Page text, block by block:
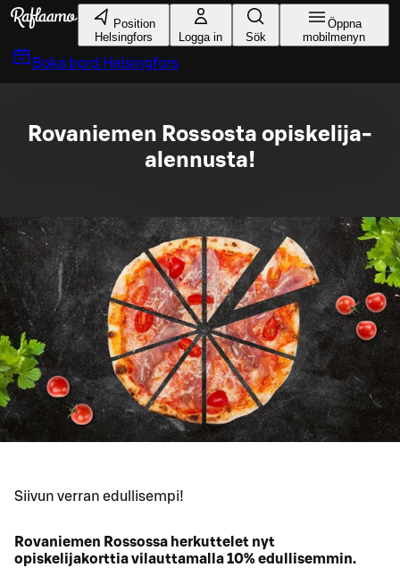
Gå till huvudinnehållet
Position
Helsingfors
Logga in Sök
Öppna
mobilmenyn
Boka bord Helsingfors
Rovaniemen Rossosta opiskelija-
alennusta!
Siivun verran edullisempi!
Rovaniemen Rossossa herkuttelet nyt
opiskelijakorttia vilauttamalla 10% edullisemmin.